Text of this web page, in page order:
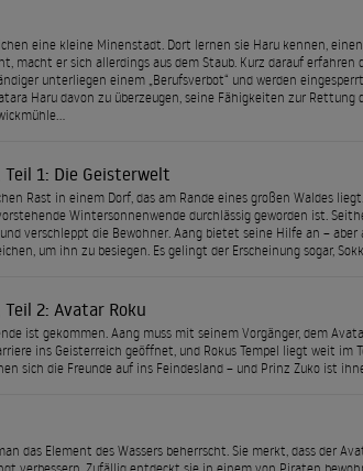
eine kleine Minenstadt. Dort lernen sie Haru kennen,
macht er sich allerdings aus dem Staub. Kurz darauf erfahren
unterliegen einem „Berufsverbot“ und werden
Haru davon zu überzeugen, seine Fähigkeiten zur Rettung
1: Die Geisterwelt
Rast in einem Dorf, das am Rande eines großen Waldes
Wintersonnenwende durchlässig geworden ist.
verschleppt die Bewohner. Aang bietet seine Hilfe an –
um ihn zu besiegen. Es gelingt der Erscheinung sogar,
2: Avatar Roku
ist gekommen. Aang muss mit seinem Vorgänger, dem
ins Geisterreich geöffnet, und Rokus Tempel liegt weit im
sich die Freunde auf ins Feindesland – und Prinz Zuko ist
das Element des Wassers beherrscht. Sie merkt, dass der